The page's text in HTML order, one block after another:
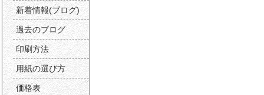
新着情報(ブログ)
過去のブログ
印刷方法
用紙の選び方
価格表